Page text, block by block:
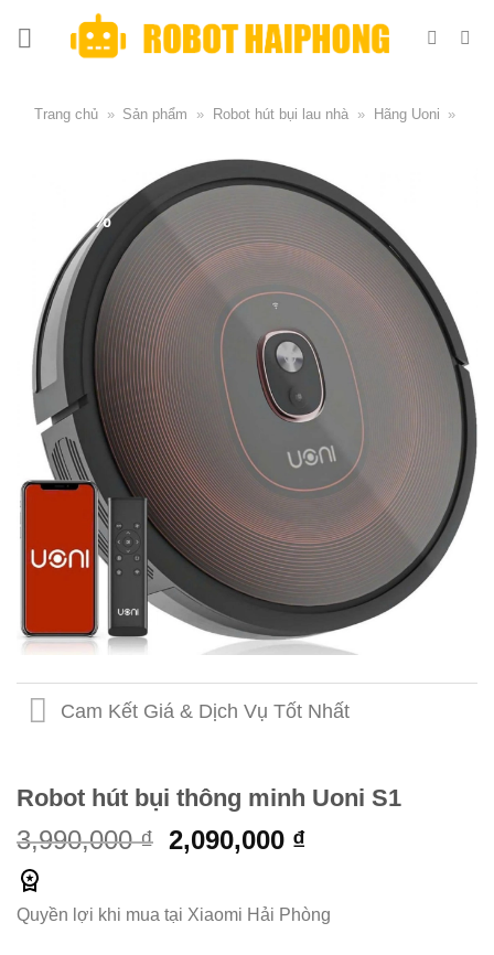
Trang chủ » Sản phẩm » Robot hút bụi lau nhà » Hãng Uoni »
Giảm 47%
Cam Kết Giá & Dịch Vụ Tốt Nhất
Robot hút bụi thông minh Uoni S1
3,990,000 ₫ 2,090,000 ₫
Quyền lợi khi mua tại Xiaomi Hải Phòng